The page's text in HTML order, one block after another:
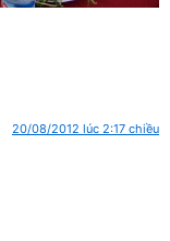
20/08/2012 lúc 2:17 chiều